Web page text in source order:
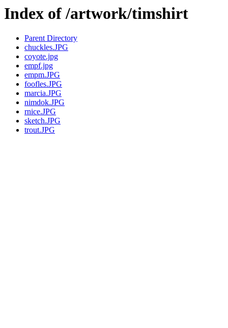
Index of /artwork/timshirt
Parent Directory
chuckles.JPG
coyote.jpg
empf.jpg
empm.JPG
foofles.JPG
marcia.JPG
nimdok.JPG
rnice.JPG
sketch.JPG
trout.JPG